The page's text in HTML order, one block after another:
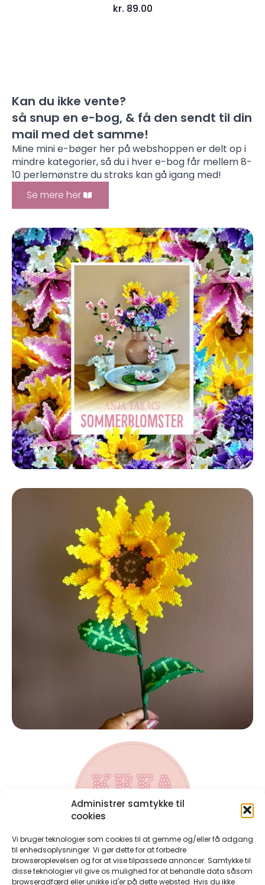
Administrer samtykke til
cookies
Vi bruger teknologier som cookies til at gemme og/eller få adgang
til enhedsoplysninger. Vi gør dette for at forbedre
browseroplevelsen og for at vise tilpassede annoncer. Samtykke til
disse teknologier vil give os mulighed for at behandle data såsom
browseradfærd eller unikke id'er på dette websted. Hvis du ikke
kr. 89.00
Kan du ikke vente?
så snup en e-bog, & få den sendt til din
mail med det samme!
Mine mini e-bøger her på webshoppen er delt op i
mindre kategorier, så du i hver e-bog får mellem 8-
10 perlemønstre du straks kan gå igang med!
Se mere her
Kontakt